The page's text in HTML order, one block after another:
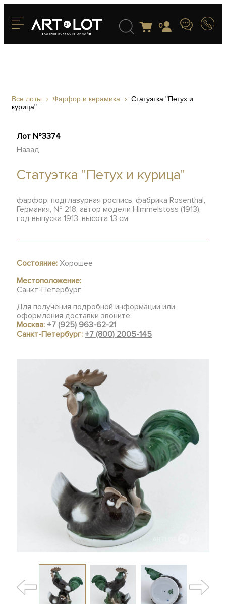
0
Все лоты Фарфор и керамика
Статуэтка "Петух и
курица"
Лот №3374
Назад
Статуэтка "Петух и курица"
фарфор, подглазурная роспись, фабрика Rosenthal,
Германия, № 218, автор модели Himmelstoss (1913),
год выпуска 1913, высота 13 см
Состояние: Хорошее
Местоположение:
Санкт-Петербург
Для получения подробной информации или
оформления доставки звоните:
Москва:+7 (925) 963-62-21
Санкт-Петербург:+7 (800) 2005-145